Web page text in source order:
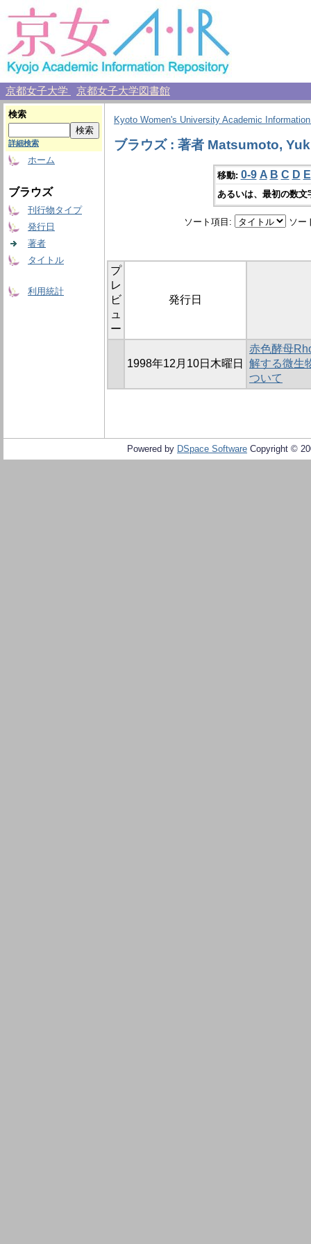
京都女子大学 京都女子大学図書館
検索
詳細検索
ホーム
ブラウズ
刊行物タイプ
発行日
著者
タイトル
利用統計
Kyoto Women's University Academic
ブラウズ : 著者 Matsumoto,
移動: 0-9 A B C D E
あるいは、最初の数
ソート項目: ソー
プ
レ
ビ
ュ
ー
発行日
1998年12月10日木曜日
赤色酵母
解する微生
ついて
Powered by DSpace Software Copyright ©